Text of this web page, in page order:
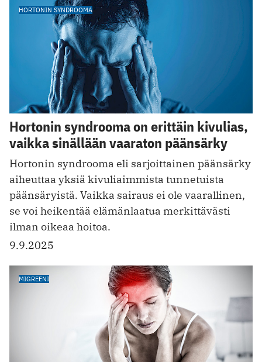
HORTONIN SYNDROOMA
Hortonin syndrooma on erittäin kivulias,
vaikka sinällään vaaraton päänsärky
Hortonin syndrooma eli sarjoittainen päänsärky
aiheuttaa yksiä kivuliaimmista tunnetuista
päänsäryistä. Vaikka sairaus ei ole vaarallinen,
se voi heikentää elämänlaatua merkittävästi
ilman oikeaa hoitoa.
9.9.2025
MIGREENI